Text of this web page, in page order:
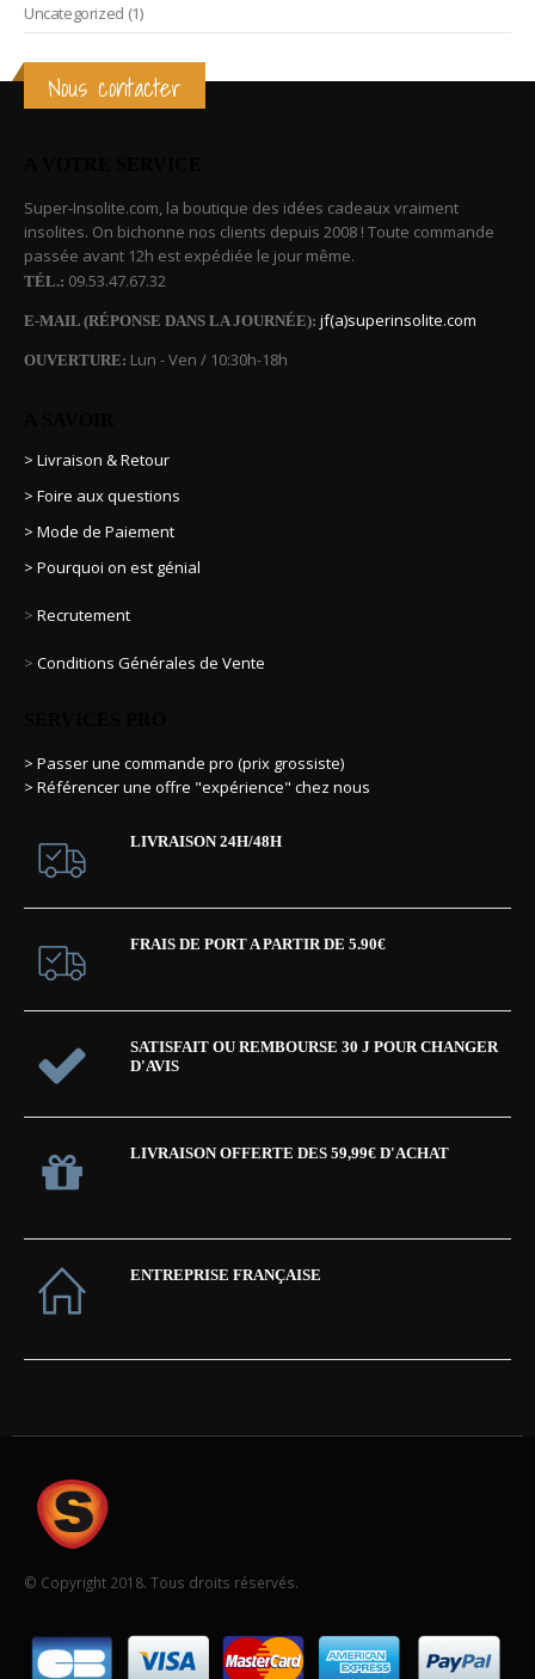
Uncategorized (1)
Nous contacter
Super-Insolite.com, la boutique des idées cadeaux vraiment
insolites. On bichonne nos clients depuis 2008 ! Toute commande
passée avant 12h est expédiée le jour même.
TÉL.: 09.53.47.67.32
E-MAIL (RÉPONSE DANS LA JOURNÉE): jf(a)superinsolite.com
OUVERTURE: Lun - Ven / 10:30h-18h
> Livraison & Retour
> Foire aux questions
> Mode de Paiement
> Pourquoi on est génial
> Recrutement
> Conditions Générales de Vente
> Passer une commande pro (prix grossiste)
> Référencer une offre "expérience" chez nous
LIVRAISON 24H/48H
FRAIS DE PORT A PARTIR DE 5.90€
SATISFAIT OU REMBOURSE 30 J POUR CHANGER
D'AVIS
LIVRAISON OFFERTE DES 59,99€ D'ACHAT
ENTREPRISE FRANÇAISE
© Copyright 2018. Tous droits réservés.